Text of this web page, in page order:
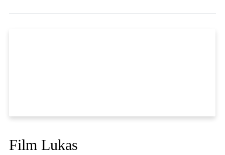
Film Lukas